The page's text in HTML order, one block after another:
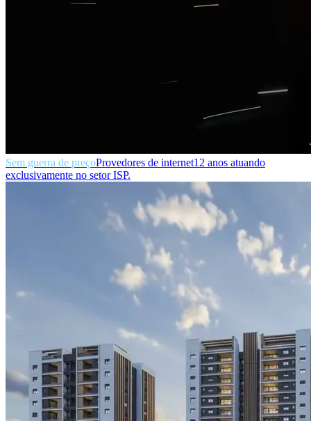
Sem guerra de preçoProvedores de internet12 anos atuando
exclusivamente no setor ISP.